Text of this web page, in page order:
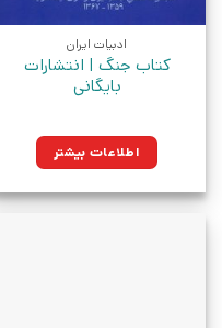
ادبیات ایران
کتاب جنگ | انتشارات
بایگانی
اطلاعات بیشتر